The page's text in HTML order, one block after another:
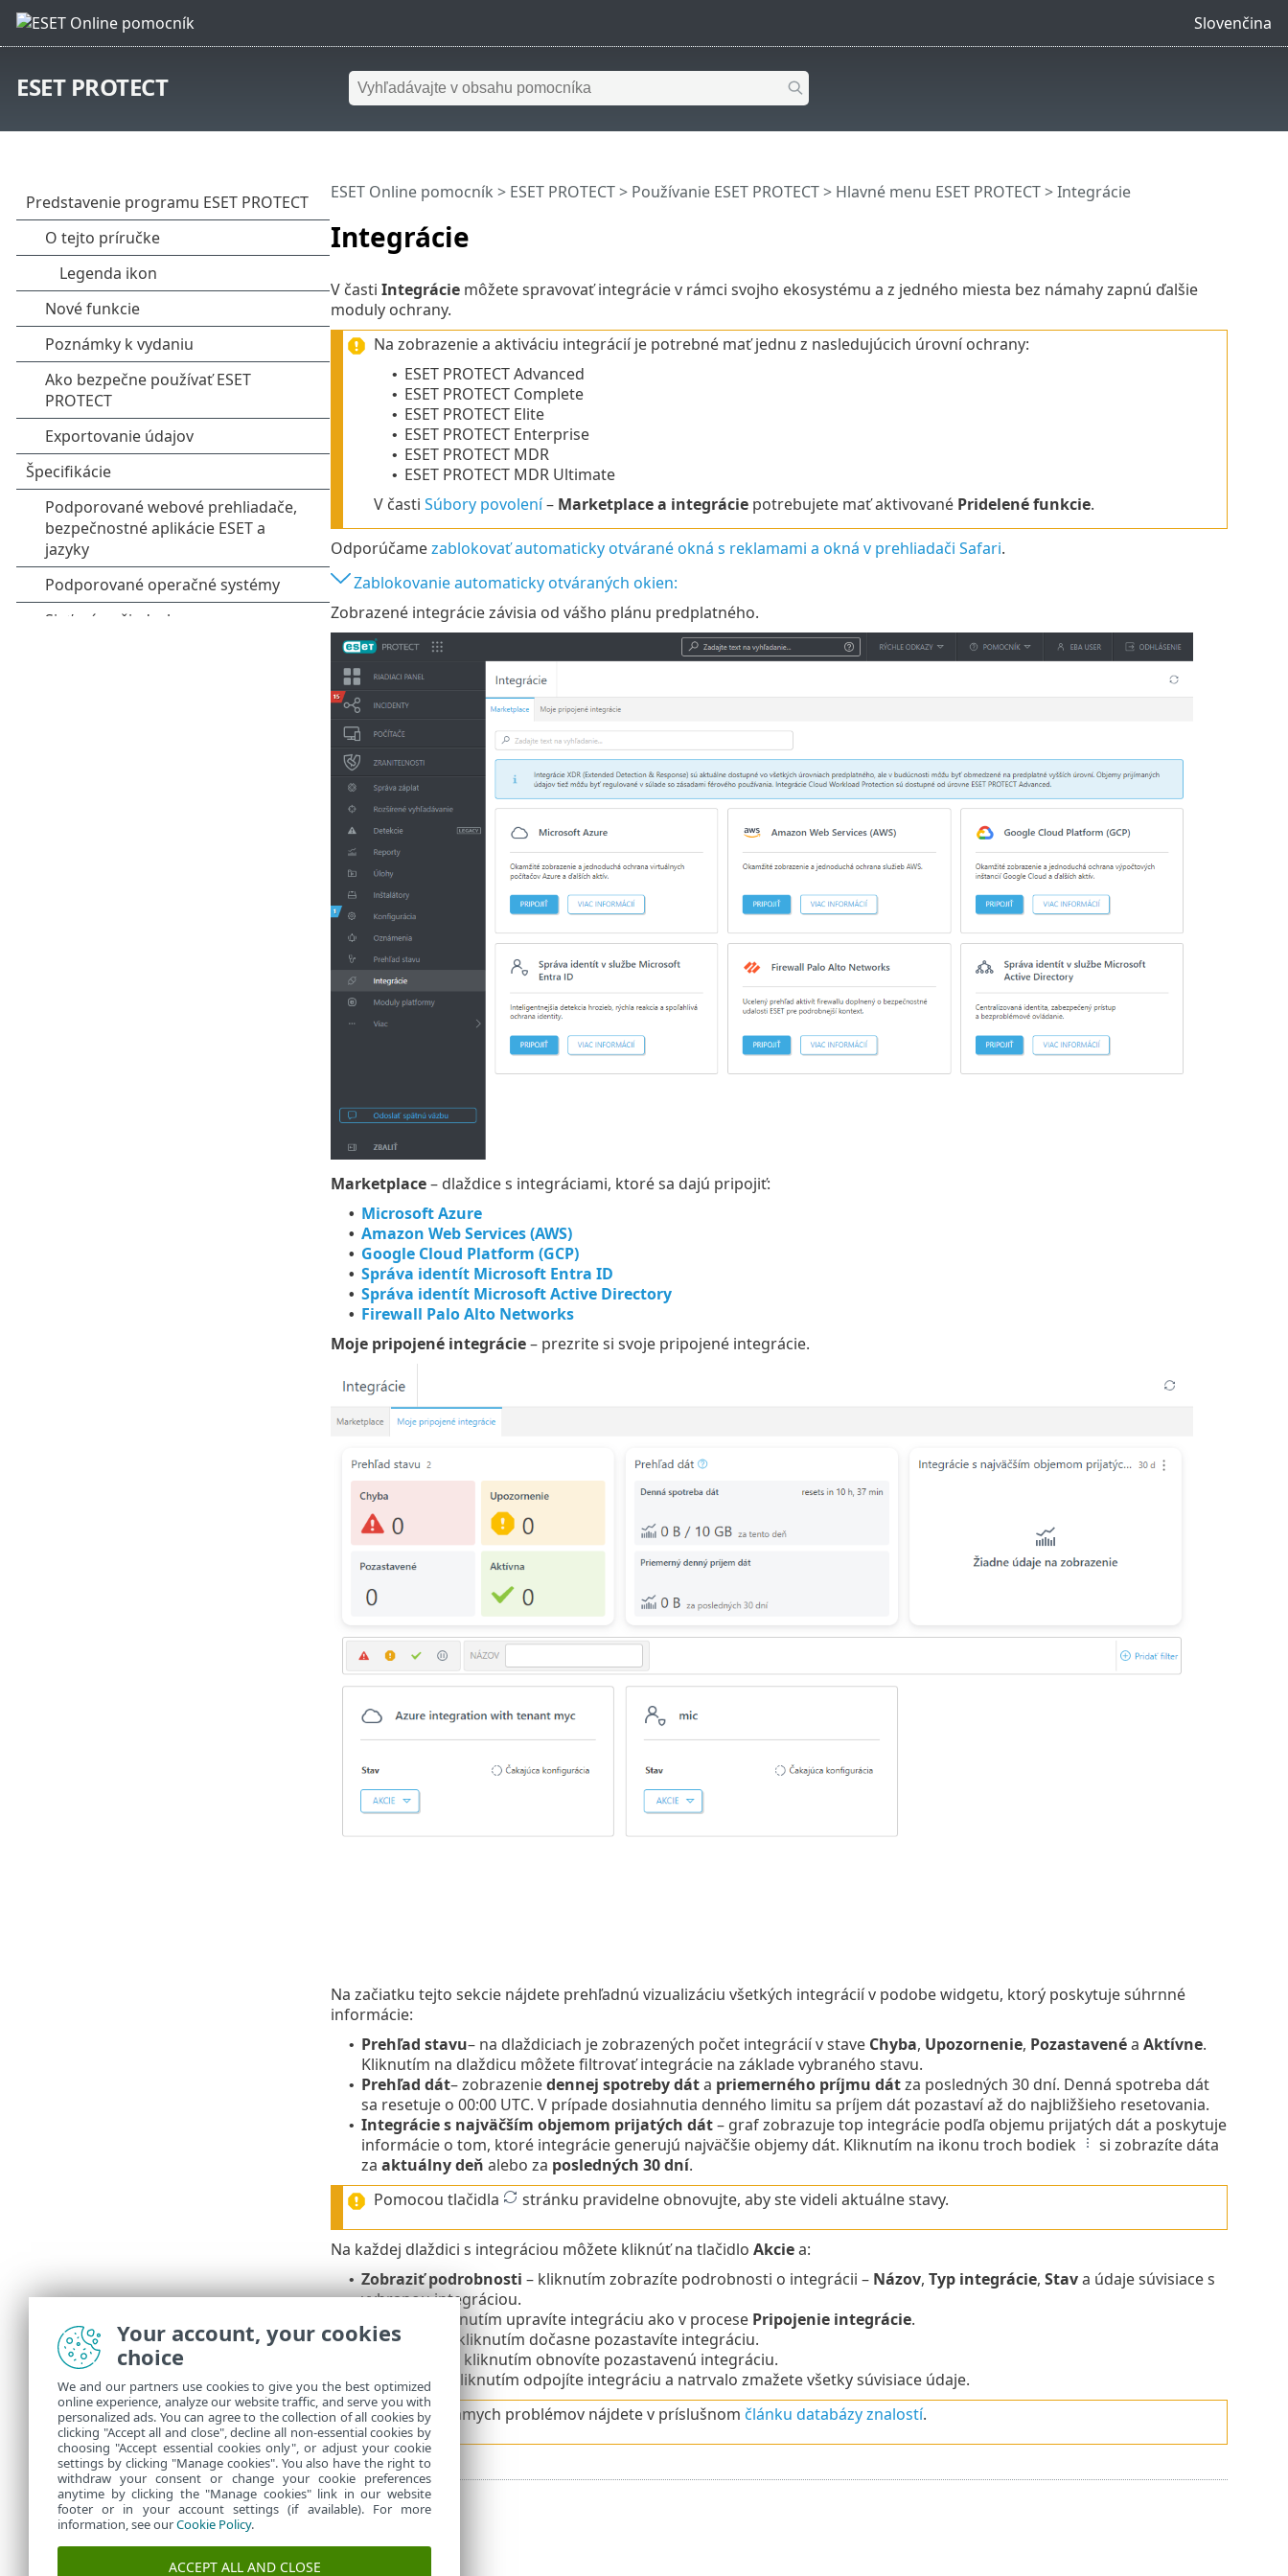
Slovenčina
ESET PROTECT
Integrácie
ESET Online pomocník > ESET PROTECT> Používanie ESET PROTECT> Hlavné menu ESET PROTECT> Integrácie
V časti Integráciemôžete spravovať integrácie v rámci svojho ekosystému a z jedného miesta bez námahy zapnú ďalšie
moduly ochrany.
Na zobrazenie a aktiváciu integrácií je potrebné mať jednu z nasledujúcich úrovní ochrany:
• ESET PROTECT Advanced
• ESET PROTECT Complete
• ESET PROTECT Elite
• ESET PROTECT Enterprise
• ESET PROTECT MDR
• ESET PROTECT MDR Ultimate
V časti Súbory povolení– Marketplace a integráciepotrebujete mať aktivované Pridelené funkcie.
Odporúčamezablokovať automaticky otvárané okná s reklamami a okná v prehliadači Safari.
Zablokovanie automaticky otváraných okien:
Zobrazené integrácie závisia od vášho plánu predplatného.
Marketplace– dlaždice s integráciami, ktoré sa dajú pripojiť:
• Microsoft Azure
• Amazon Web Services (AWS)
• Google Cloud Platform (GCP)
• Správa identít Microsoft Entra ID
• Správa identít Microsoft Active Directory
• Firewall Palo Alto Networks
Moje pripojené integrácie– prezrite si svoje pripojené integrácie.
Na začiatku tejto sekcie nájdete prehľadnú vizualizáciu všetkých integrácií v podobe widgetu, ktorý poskytuje súhrnné
informácie:
• Prehľad stavu– na dlaždiciach je zobrazených počet integrácií v stave Chyba, Upozornenie, Pozastavenéa Aktívne.
Kliknutím na dlaždicu môžete filtrovať integrácie na základe vybraného stavu.
• Prehľad dát– zobrazeniedennej spotreby dáta priemerného príjmu dátza posledných 30 dní. Denná spotreba dát
sa resetuje o 00:00 UTC. V prípade dosiahnutia denného limitu sa príjem dát pozastaví až do najbližšieho resetovania.
• Integrácie s najväčším objemom prijatých dát– graf zobrazuje top integrácie podľa objemu prijatých dát a poskytuje
informácie o tom, ktoré integrácie generujú najväčšie objemy dát. Kliknutím na ikonu troch bodiek
si zobrazíte dáta
za aktuálny deň alebo za posledných 30 dní.
Pomocou tlačidla
stránku pravidelne obnovujte, aby ste videli aktuálne stavy.
Na každej dlaždici s integráciou môžete kliknúť na tlačidlo Akciea:
• Zobraziť podrobnosti – kliknutím zobrazíte podrobnosti o integrácii – Názov, Typ integrácie, Stava údaje súvisiace s
vybranou integráciou.
– kliknutím upravíte integráciu ako v procese Pripojenie integrácie.
• Pozastaviť – kliknutím dočasne pozastavíte integráciu.
– kliknutím obnovíte pozastavenú integráciu.
Odstrániť
– kliknutím odpojíte integráciu a natrvalo zmažete všetky súvisiace údaje.
Zoznam známych problémov nájdete v príslušnom článku databázy znalostí.
Your account, your cookies
choice
We and our partners use cookies to give you the best optimized
online experience, analyze our website traffic, and serve you with
personalized ads. You can agree to the collection of all cookies by
clicking "Accept all and close", decline all non-essential cookies by
choosing "Accept essential cookies only", or adjust your cookie
settings by clicking "Manage cookies". You also have the right to
withdraw your consent or change your cookie preferences
anytime by clicking the "Manage cookies" link in our website
footer or in your account settings (if available). For more
information, see ourCookie Policy.
ACCEPT ALL AND CLOSE